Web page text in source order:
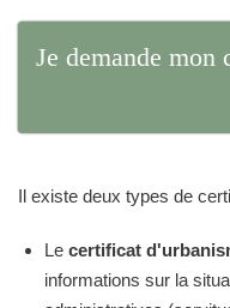
Je demande mon
Il existe deux types de
Le certificat
informations sur la